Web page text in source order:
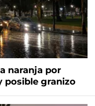
naranja por
posible granizo